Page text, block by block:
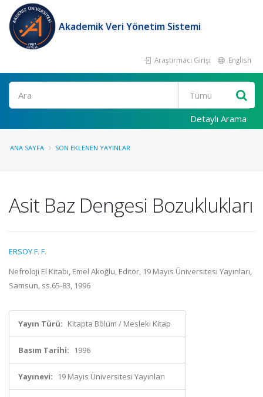
Akademik Veri Yönetim Sistemi
Araştırmacı Girişi English
Ara
Detaylı Arama
ANA SAYFA SON EKLENEN YAYINLAR
Asit Baz Dengesi Bozuklukları
ERSOY F. F.
Nefroloji El Kitabı, Emel Akoğlu, Editör, 19 Mayıs Üniversitesi Yayınları,
Samsun, ss.65-83, 1996
Yayın Türü: Kitapta Bölüm / Mesleki Kitap
Basım Tarihi: 1996
Yayınevi: 19 Mayıs Üniversitesi Yayınları